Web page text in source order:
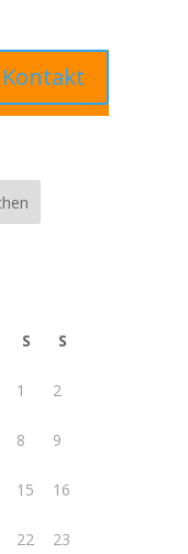
Kontakt
S S
1 2
8 9
15 16
22 23